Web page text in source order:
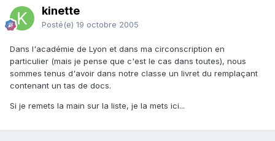
kinette
Posté(e) 19 octobre 2005
Dans l'académie de Lyon et dans ma circonscription en
particulier (mais je pense que c'est le cas dans toutes), nous
sommes tenus d'avoir dans notre classe un livret du remplaçant
contenant un tas de docs.
Si je remets la main sur la liste, je la mets ici...